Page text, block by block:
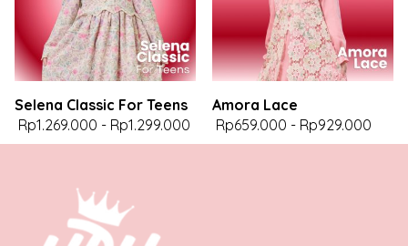
Selena Classic For Teens
Rp1.269.000 - Rp1.299.000
Amora Lace
Rp659.000 - Rp929.000